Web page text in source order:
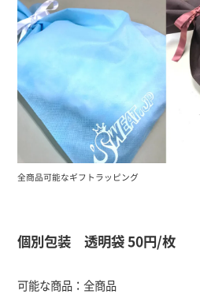
全商品可能なギフトラッピング
個別包装 透明袋 50円/枚
可能な商品：全商品